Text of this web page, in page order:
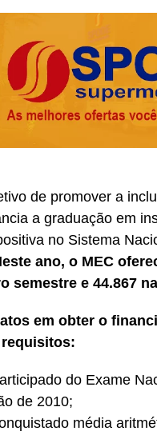
de promover a
a graduação em
no Sistema
ano, o MEC
semestre e 44.867
em obter o
do Exame
de 2010;
média